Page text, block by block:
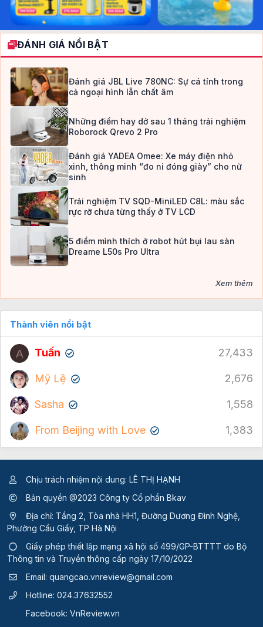
ĐÁNH GIÁ NỔI BẬT
Đánh giá JBL Live 780NC: Sự cá tính trong
cả ngoại hình lẫn chất âm
Những điểm hay dở sau 1 tháng trải nghiệm
Roborock Qrevo 2 Pro
Đánh giá YADEA Omee: Xe máy điện nhỏ
xinh, thông minh “đo ni đóng giày” cho nữ
sinh
Trải nghiệm TV SQD-MiniLED C8L: màu sắc
rực rỡ chưa từng thấy ở TV LCD
5 điểm mình thích ở robot hút bụi lau sàn
Dreame L50s Pro Ultra
Xem thêm
Thành viên nổi bật
A 27,433
Tuấn ✔
2,676
Mỹ Lệ ✔
1,558
Sasha ✔
1,383
From Beijing with Love ✔
Chịu trách nhiệm nội dung: LÊ THỊ HẠNH
Bản quyền @2023 Công ty Cổ phần Bkav
Địa chỉ: Tầng 2, Tòa nhà HH1, Đường Dương Đình Nghệ,
Phường Cầu Giấy, TP Hà Nội
Giấy phép thiết lập mạng xã hội số 499/GP-BTTTT do Bộ
Thông tin và Truyền thông cấp ngày 17/10/2022
Email: quangcao.vnreview@gmail.com
Hotline: 024.37632552
Facebook: VnReview.vn